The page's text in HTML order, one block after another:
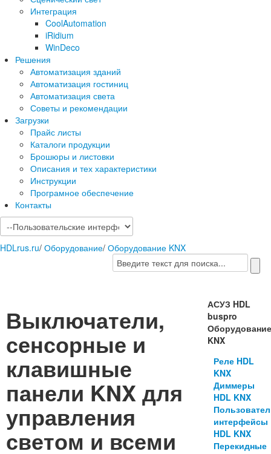
Интеграция
CoolAutomation
iRidium
WinDeco
Решения
Автоматизация зданий
Автоматизация гостиниц
Автоматизация света
Советы и рекомендации
Загрузки
Прайс листы
Каталоги продукции
Брошюры и листовки
Описания и тех характеристики
Инструкции
Програмное обеспечение
Контакты
HDLrus.ru/ Оборудование/ Оборудование KNX
Выключатели,
сенсорные и
клавишные
панели KNX для
управления
светом и всеми
АСУЗ HDL
buspro
KNX
Реле HDL
KNX
Диммеры
HDL KNX
интерфейсы
HDL KNX
Перекидные